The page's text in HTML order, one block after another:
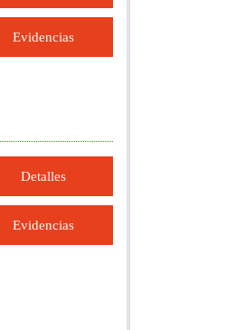
Evidencias
Detalles
Evidencias